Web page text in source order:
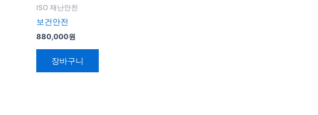
ISO 재난안전
보건안전
880,000원
장바구니